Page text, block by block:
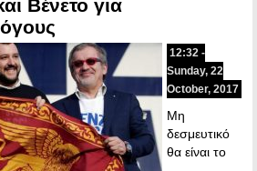
Βένετο για
12:32 -
Sunday, 22
October, 2017
Μη
δεσμευτικό
θα είναι το